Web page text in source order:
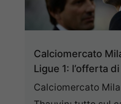
Calciomercato
Ligue 1: l’offerta
Calciomercato